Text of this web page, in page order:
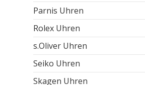
Parnis Uhren
Rolex Uhren
s.Oliver Uhren
Seiko Uhren
Skagen Uhren